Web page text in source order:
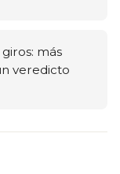
más
veredicto